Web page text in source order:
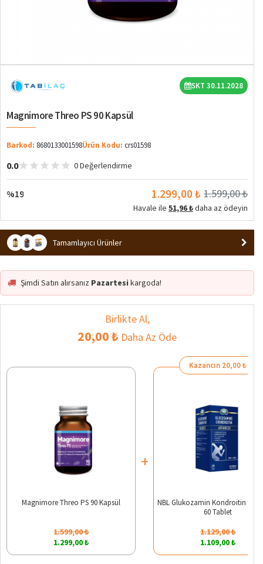
%19
SKT 30.11.2028
Magnimore Threo PS 90 Kapsül
Barkod: 8680133001598Ürün Kodu: crs01598
0.0 0 Değerlendirme
%19 1.299,00 ₺ 1.599,00 ₺
Havale ile 51,96 ₺daha az ödeyin
Tamamlayıcı Ürünler
Şimdi Satın alırsanız Pazartesi kargoda!
Birlikte Al,
20,00 ₺ Daha Az Öde
Magnimore Threo PS 90 Kapsül
1.599,00 ₺
1.299,00 ₺
+
Kazancın 20,00 ₺
NBL Glukozamin Kondroitin
60 Tablet
1.129,00 ₺
1.109,00 ₺